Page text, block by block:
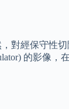
對經保守性
的影像，